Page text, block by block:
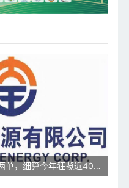
单，细算今年狂揽近400